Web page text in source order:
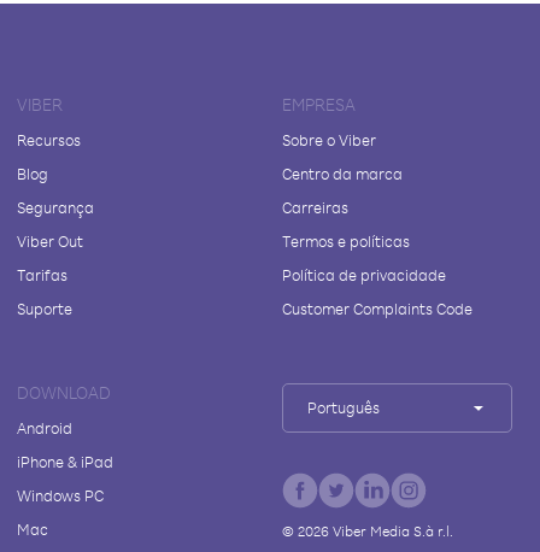
VIBER
Recursos
Blog
Segurança
Viber Out
Tarifas
Suporte
EMPRESA
Sobre o Viber
Centro da marca
Carreiras
Termos e políticas
Política de privacidade
Customer Complaints Code
DOWNLOAD
Android
iPhone & iPad
Windows PC
Mac
Português
© 2026Viber Media S.à r.l.